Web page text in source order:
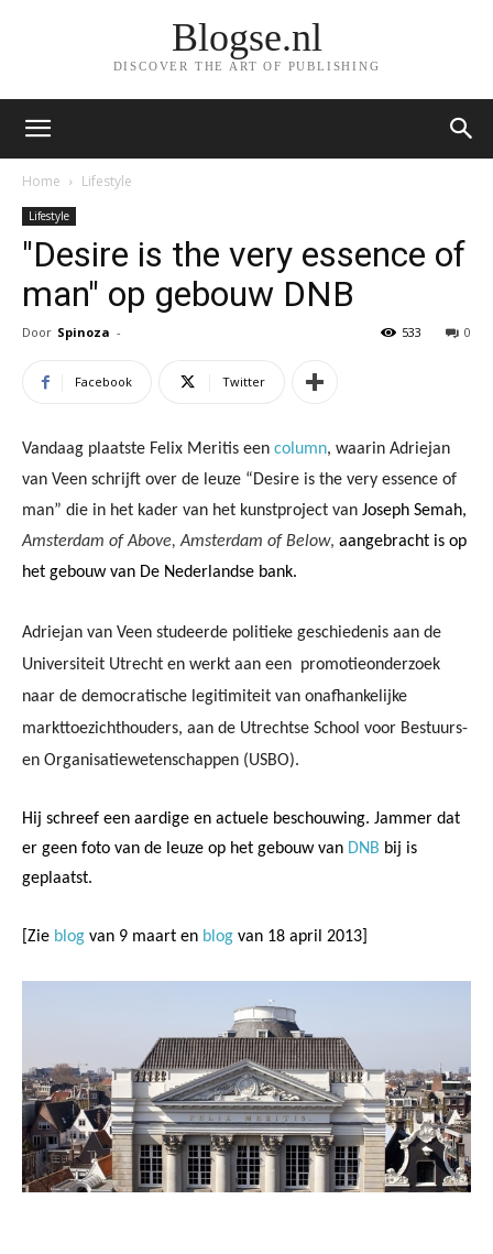
Blogse.nl
DISCOVER THE ART OF PUBLISHING
Home Lifestyle
Lifestyle
"Desire is the very essence of
man" op gebouw DNB
Door Spinoza - 0
533
Facebook Twitter
Vandaag plaatste Felix Meritis een column, waarin Adriejan
van Veen schrijft over de leuze “Desire is the very essence of
man” die in het kader van het kunstproject van Joseph Semah,
Amsterdam of Above, Amsterdam of Below, aangebracht is op
het gebouw van De Nederlandse bank.
Adriejan van Veen studeerde politieke geschiedenis aan de
Universiteit Utrecht en werkt aan een promotieonderzoek
naar de democratische legitimiteit van onafhankelijke
markttoezichthouders, aan de Utrechtse School voor Bestuurs-
en Organisatiewetenschappen (USBO).
Hij schreef een aardige en actuele beschouwing. Jammer dat
er geen foto van de leuze op het gebouw van DNB bij is
geplaatst.
[Zie blog van 9 maart en blog van 18 april 2013]